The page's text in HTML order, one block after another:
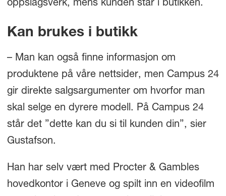
oppslagsverk, mens kunden står i butikken.
Kan brukes i butikk
– Man kan også finne informasjon om
produktene på våre nettsider, men Campus 24
gir direkte salgsargumenter om hvorfor man
skal selge en dyrere modell. På Campus 24
står det ”dette kan du si til kunden din”, sier
Gustafson.
Han har selv vært med Procter & Gambles
hovedkontor i Geneve og spilt inn en videofilm